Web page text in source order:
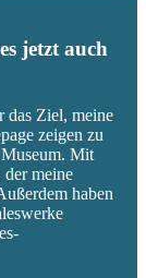
jetzt auch
das Ziel, meine
zeigen zu
Mit
meine
haben